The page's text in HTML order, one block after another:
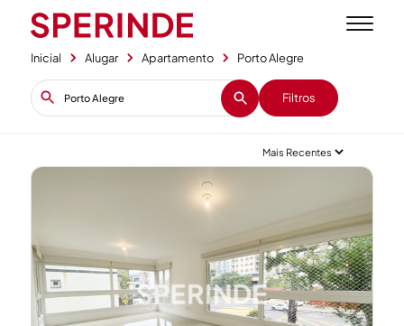
Inicial Alugar Apartamento Porto Alegre
Filtros